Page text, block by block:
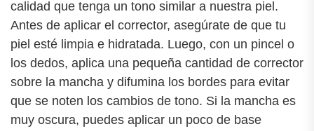
calidad que tenga un tono similar a nuestra piel.
Antes de aplicar el corrector, asegúrate de que tu
piel esté limpia e hidratada. Luego, con un pincel o
los dedos, aplica una pequeña cantidad de corrector
sobre la mancha y difumina los bordes para evitar
que se noten los cambios de tono. Si la mancha es
muy oscura, puedes aplicar un poco de base